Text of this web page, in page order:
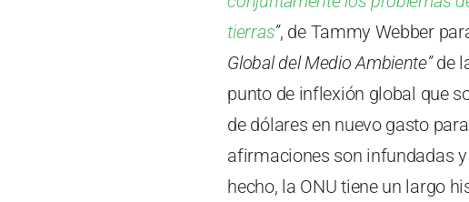
tierras”, de Tammy Webber
Global del Medio Ambiente”de
punto de inflexión global que
de dólares en nuevo gasto
afirmaciones son infundadas
hecho, la ONU tiene un largo